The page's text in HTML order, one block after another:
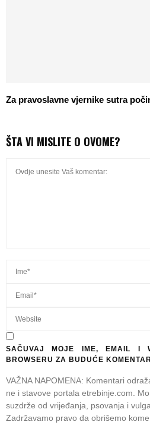
Za pravoslavne vjernike sutra
ŠTA VI MISLITE O OVOME?
SAČUVAJ MOJE IME, EMAIL I
BROWSERU ZA BUDUĆE
VAŽNA NAPOMENA: Komentari
ne i stavove portala etrebinje.com.
suzdrže od vrijeđanja, psovanja i
Zadržavamo pravo da obrišemo